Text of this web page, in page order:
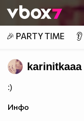
👾
🎉 PARTY TIME
karinitkaaa
:)
Инфо